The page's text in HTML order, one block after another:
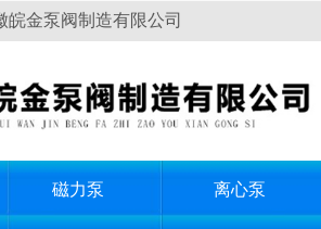
皖金泵阀制造有限公司
磁力泵 离心泵